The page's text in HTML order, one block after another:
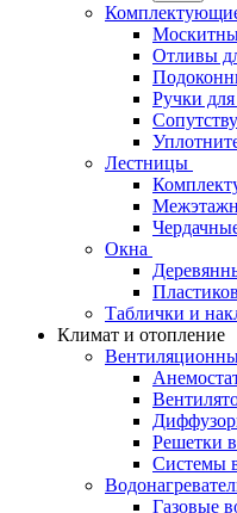
Отливы
Ручки
Лестницы
Окна
Таблички и
Климат и отопление
Решетки
Системы
Газовые